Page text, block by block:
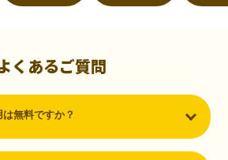
）
ットカードを発行するだけでポイントが貯ま
クレジットカードの発行やアプリダウンロー
くあるご質問
無料ですか？